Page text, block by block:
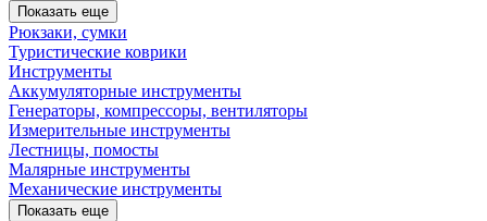
Показать еще
Рюкзаки, сумки
Туристические коврики
Инструменты
Аккумуляторные инструменты
Генераторы, компрессоры, вентиляторы
Измерительные инструменты
Лестницы, помосты
Малярные инструменты
Механические инструменты
Показать еще